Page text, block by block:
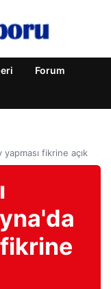
Forum
fikrine açık